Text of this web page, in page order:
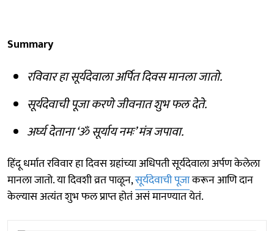
Summary
रविवार हा सूर्यदेवाला अर्पित दिवस मानला जातो.
सूर्यदेवाची पूजा करणे जीवनात शुभ फल देते.
अर्घ्य देताना ‘ॐ सूर्याय नमः’ मंत्र जपावा.
हिंदू धर्मात रविवार हा दिवस ग्रहांच्या अधिपती सूर्यदेवाला अर्पण केलेला
मानला जातो. या दिवशी व्रत पाळून,सूर्यदेवाची पूजाकरून आणि दान
केल्यास अत्यंत शुभ फल प्राप्त होतं असं मानण्यात येतं.